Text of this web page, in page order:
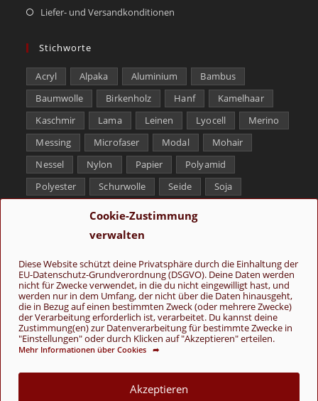
Cookie-Zustimmung
verwalten
Diese Website schützt deine Privatsphäre durch die Einhaltung der
EU-Datenschutz-Grundverordnung (DSGVO). Deine Daten werden
nicht für Zwecke verwendet, in die du nicht eingewilligt hast, und
werden nur in dem Umfang, der nicht über die Daten hinausgeht,
die in Bezug auf einen bestimmten Zweck (oder mehrere Zwecke)
der Verarbeitung erforderlich ist, verarbeitet. Du kannst deine
Zustimmung(en) zur Datenverarbeitung für bestimmte Zwecke in
"Einstellungen" oder durch Klicken auf "Akzeptieren" erteilen.
Mehr Informationen über Cookies ➦
Akzeptieren
Liefer- und Versandkonditionen
Stichworte
Acryl Alpaka Aluminium
Bambus
Baumwolle
Birkenholz Hanf
Kamelhaar
Kaschmir
Lama Leinen Lyocell
Merino
Messing
Microfaser Modal
Mohair
Nessel
Nylon Papier
Polyamid
Polyester
Schurwolle Seide
Soja
Tencel
Yak
Folge uns